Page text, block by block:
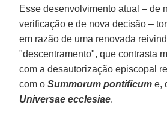
Esse desenvolvimento atual – de
verificação e de nova decisão –
em razão de uma renovada
"descentramento", que contrasta
com a desautorização episcopal
com oSummorum pontificum e,
Universae ecclesiae.